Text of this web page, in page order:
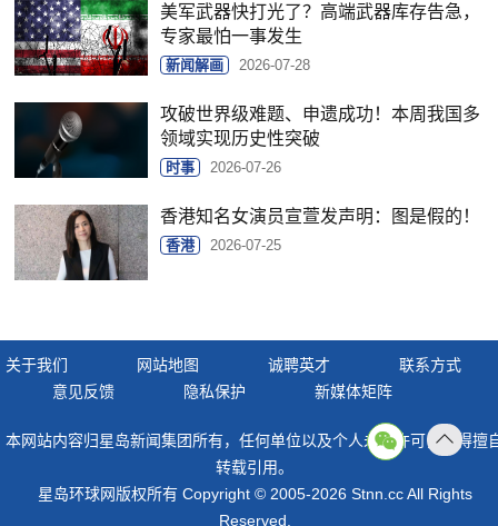
美军武器快打光了？高端武器库存告急，
专家最怕一事发生
新闻解画 2026-07-28
攻破世界级难题、申遗成功！本周我国多
领域实现历史性突破
时事 2026-07-26
香港知名女演员宣萱发声明：图是假的！
香港 2026-07-25
关于我们 网站地图 诚聘英才
联系方式
意见反馈
隐私保护 新媒体矩阵
本网站内容归星岛新闻集团所有，任何单位以及个人未经许可，不得擅
转载引用。
星岛环球网版权所有 Copyright © 2005-2026 Stnn.cc All Rights
Reserved.
顶部